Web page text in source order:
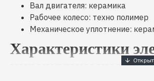
Вал двигателя: керамика
Рабочее колесо: техно полимер
Механическое уплотнение:
Характеристики
циркуляционного